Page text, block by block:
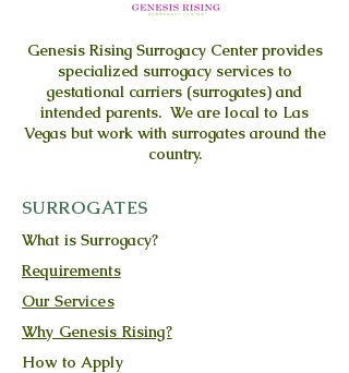
Genesis RisingSurrogacy Center provides
specialized surrogacy services to
gestational carriers (surrogates) and
intended parents. We are local to Las
Vegas but work with surrogates around the
country.
SURROGATES
What is Surrogacy?
Requirements
Our Services
Why Genesis Rising?
How to Apply